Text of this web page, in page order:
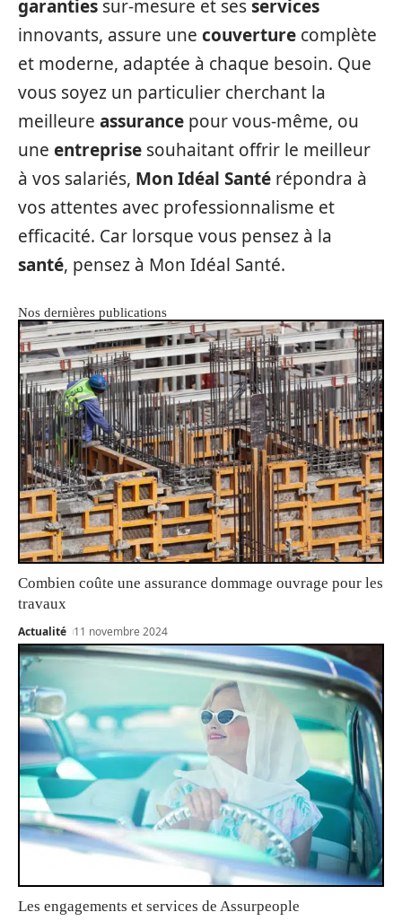
garanties sur-mesure et sesservices
innovants, assure une couverture complète
et moderne, adaptée à chaque besoin. Que
vous soyez un particulier cherchant la
meilleure assurance pour vous-même, ou
une entreprise souhaitant offrir le meilleur
à vos salariés, Mon Idéal Santé répondra à
vos attentes avec professionnalisme et
efficacité. Car lorsque vous pensez à la
santé, pensez à Mon Idéal Santé.
Nos dernières publications
Combien coûte une assurance dommage ouvrage pour les
travaux
Actualité 11 novembre 2024
Les engagements et services de Assurpeople